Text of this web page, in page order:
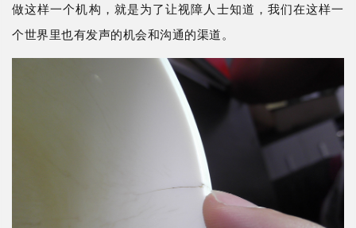
做这样一个机构，就是为了让视障人士知道，我们在这样一
个世界里也有发声的机会和沟通的渠道。